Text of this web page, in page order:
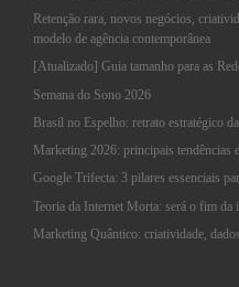
Retenção rara, novos negócios,
modelo de agência contemporânea
[Atualizado] Guia tamanho para as
Semana do Sono 2026
Brasil no Espelho: retrato estratégico
Marketing 2026: principais tendências
Google Trifecta: 3 pilares essenciais
Teoria da Internet Morta: será o fim da
Marketing Quântico: criatividade,